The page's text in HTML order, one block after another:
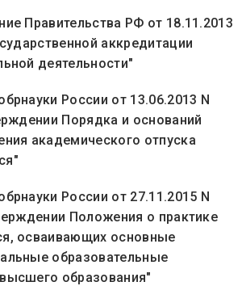
Правительства РФ от 18.11.2013
аккредитации
деятельности"
России от 13.06.2013 N
Порядка и оснований
академического отпуска
России от 27.11.2015 N
Положения о практике
осваивающих основные
образовательные
образования"